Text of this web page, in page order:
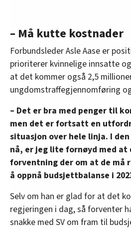
– Må kutte kostnader
Forbundsleder Asle Aase er
prioriterer kvinnelige innsatte
at det kommer også 2,5
ungdomstraffegjennomføring
– Det er bra med penger til
men det er fortsatt en
situasjon over hele linja. I
nå, er jeg lite fornøyd med at
forventning der om at de må
å oppnå budsjettbalanse i
Selv om han er glad for at det
regjeringen i dag, så forventer
snakke med SV om fram til